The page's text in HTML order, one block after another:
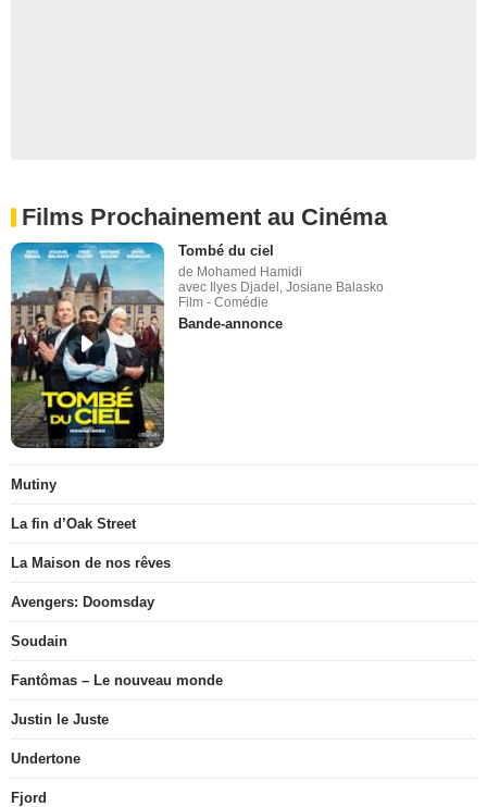
Films Prochainement au Cinéma
Tombé du ciel
de Mohamed Hamidi
avec Ilyes Djadel, Josiane Balasko
Film - Comédie
Bande-annonce
Mutiny
La fin d’Oak Street
La Maison de nos rêves
Avengers: Doomsday
Soudain
Fantômas – Le nouveau monde
Justin le Juste
Undertone
Fjord